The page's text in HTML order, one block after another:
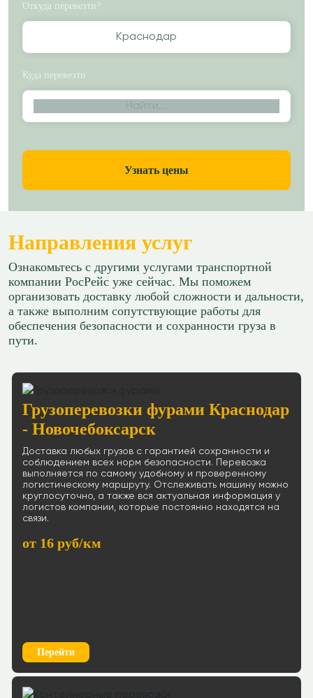
Откуда перевезти?
Краснодар
Куда перевезти
Найти...
Узнать цены
Направления услуг
Ознакомьтесь с другими услугами транспортной
компании РосРейс уже сейчас. Мы поможем
организовать доставку любой сложности и дальности,
а также выполним сопутствующие работы для
обеспечения безопасности и сохранности груза в
пути.
Грузоперевозки фурами Краснодар
- Новочебоксарск
Доставка любых грузов с гарантией сохранности и
соблюдением всех норм безопасности. Перевозка
выполняется по самому удобному и проверенному
логистическому маршруту. Отслеживать машину можно
круглосуточно, а также вся актуальная информация у
логистов компании, которые постоянно находятся на
связи.
от 16 руб/км
Перейти